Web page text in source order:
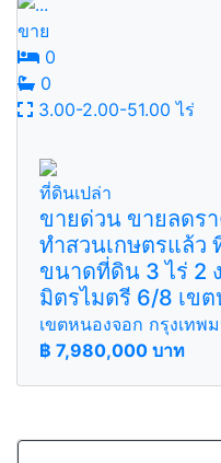
ขาย
0
0
3.00-2.00-51.00 ไร่
ที่ดินเปล่า
ขายด่วน ขายลดร
ทำสวนเกษตรแล้ว
ขนาดที่ดิน 3 ไร่ 2
มิตรไมตรี 6/8 เข
เขตหนองจอก กรุงเทพ
฿ 7,980,000 บาท